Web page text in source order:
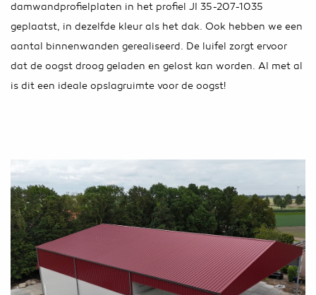
damwandprofielplaten in het profiel JI 35-207-1035
geplaatst, in dezelfde kleur als het dak. Ook hebben we een
aantal binnenwanden gerealiseerd. De luifel zorgt ervoor
dat de oogst droog geladen en gelost kan worden. Al met al
is dit een ideale opslagruimte voor de oogst!